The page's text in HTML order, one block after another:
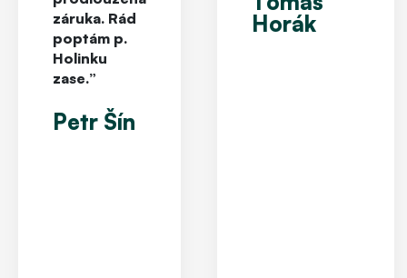
záruka. Rád
poptám p.
Holinku
zase.”
Petr Šín
Horák